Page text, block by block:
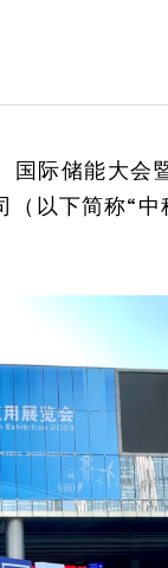
国际储能大会
以下简称“中